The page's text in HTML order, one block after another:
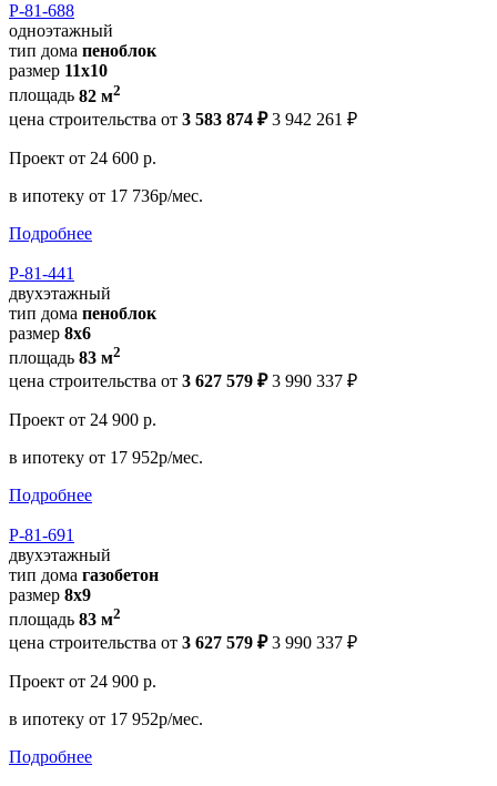
Р-81-688
одноэтажный
тип дома пеноблок
размер 11x10
площадь 82 м2
цена строительства от 3 583 874 ₽ 3 942 261 ₽
Проект от 24 600 р.
в ипотеку от 17 736р/мес.
Подробнее
Р-81-441
двухэтажный
тип дома пеноблок
размер 8х6
площадь 83 м2
цена строительства от 3 627 579 ₽ 3 990 337 ₽
Проект от 24 900 р.
в ипотеку от 17 952р/мес.
Подробнее
Р-81-691
двухэтажный
тип дома газобетон
размер 8x9
площадь 83 м2
цена строительства от 3 627 579 ₽ 3 990 337 ₽
Проект от 24 900 р.
в ипотеку от 17 952р/мес.
Подробнее